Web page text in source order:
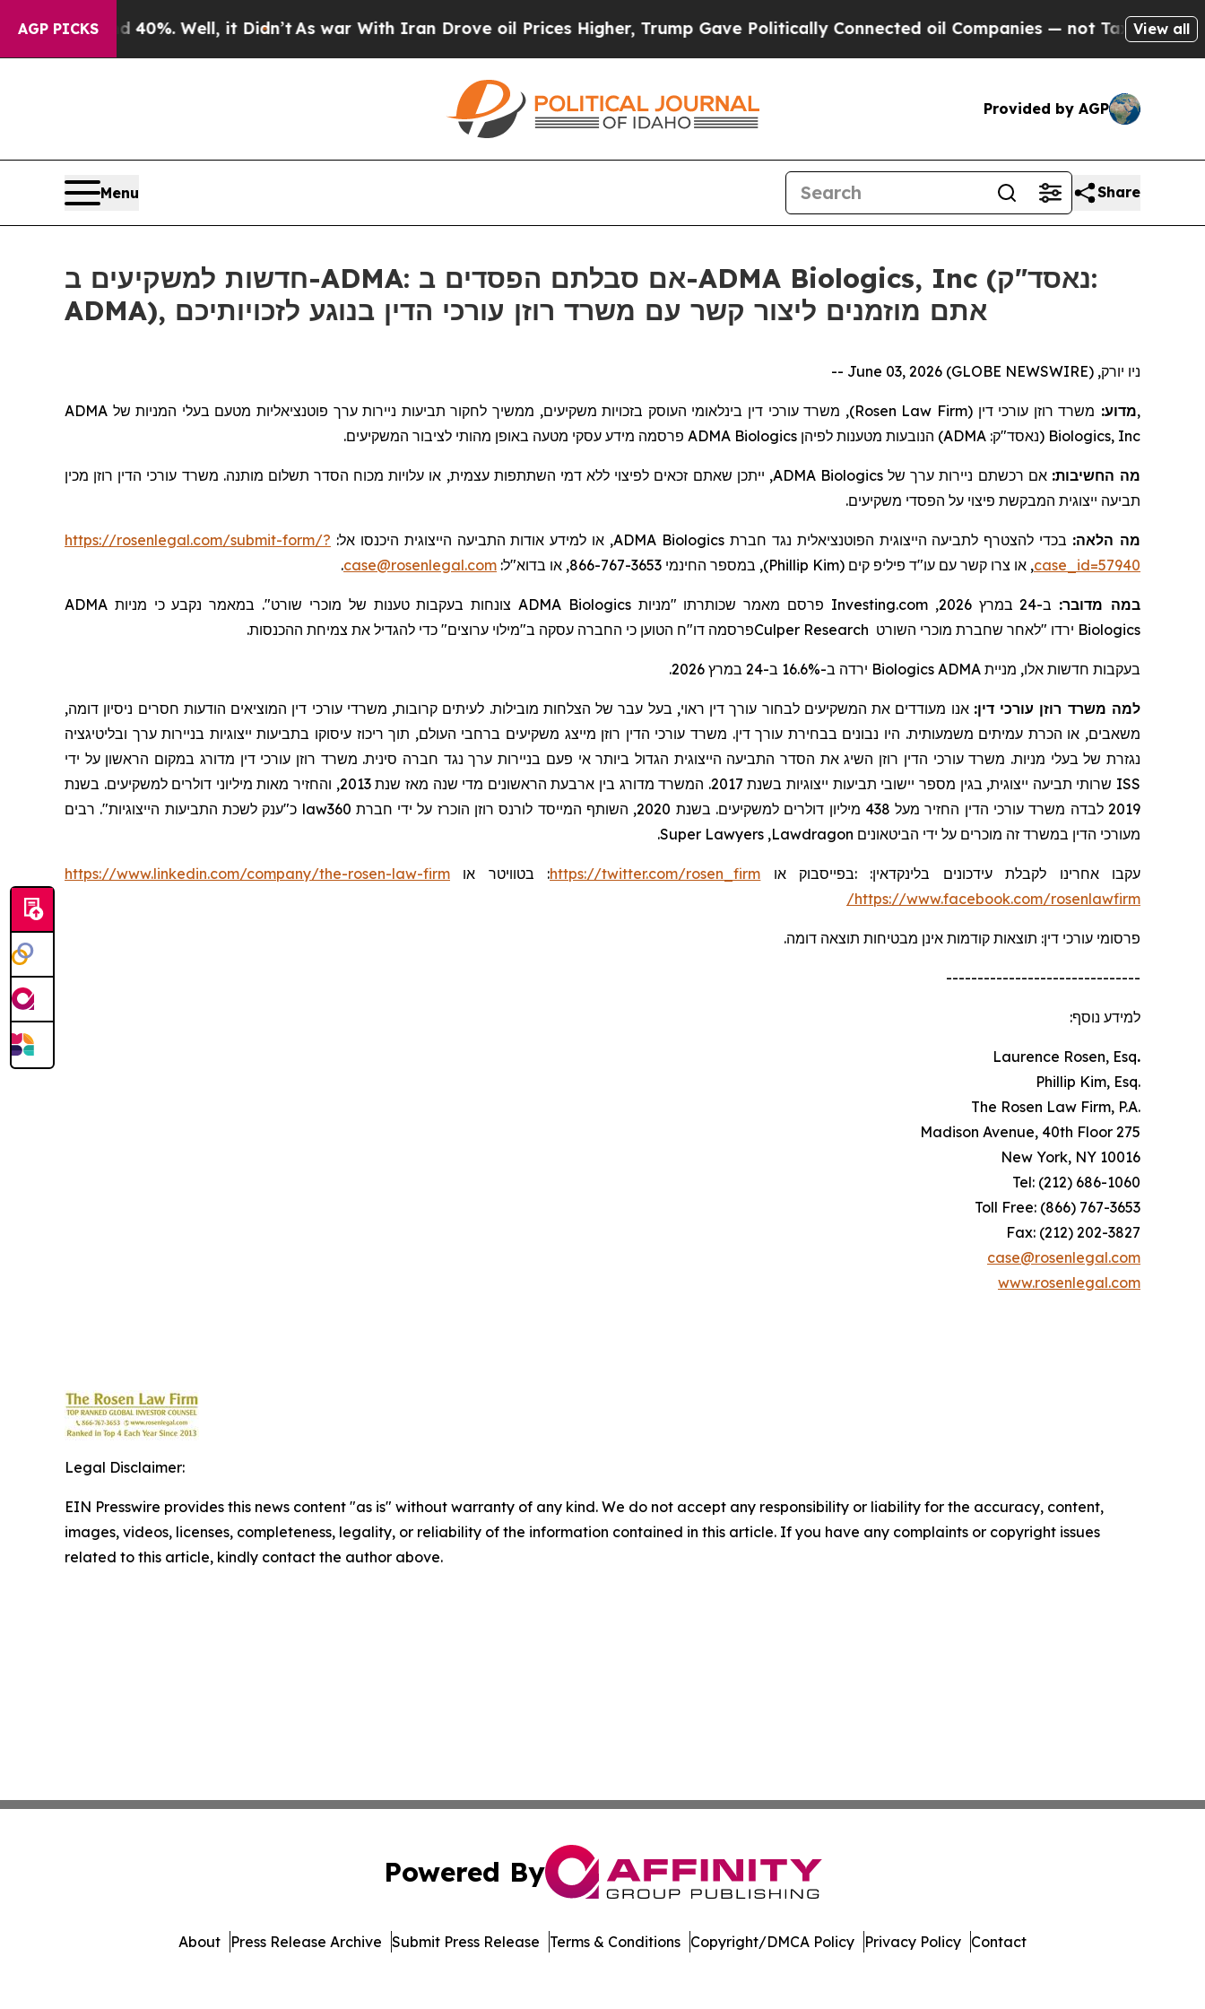
AGP PICKS40%. Well, it Didn’tAs war With Iran Drove oil Prices Higher, Trump Gave Politically Connected oil Companies — not Taxpayers — the
View all
Provided by AGP
Menu Share
חדשות למשקיעים ב-ADMA: אם סבלתם הפסדים ב-ADMA Biologics, Inc (נאסד"ק:
ADMA), אתם מוזמנים ליצור קשר עם משרד רוזן עורכי הדין בנוגע לזכויותיכם
ניו יורק, June 03, 2026 (GLOBE NEWSWIRE) --
,מדוע: משרד רוזן עורכי דין (Rosen Law Firm
), משרד עורכי דין בינלאומי העוסק בזכויות משקיעים, ממשיך לחקור תביעות ניירות ערך פוטנציאליות מטעם בעלי המניות של ADMA
Biologics, Inc (נאסד"ק: ADMA
) הנובעות מטענות לפיהן ADMA Biologics פרסמה מידע עסקי מטעה באופן מהותי לציבור המשקיעים.
מה החשיבות: אם רכשתם ניירות ערך שלADMA Biologics
, ייתכן שאתם זכאים לפיצוי ללא דמי השתתפות עצמית, או עלויות מכוח הסדר תשלום מותנה. משרד עורכי הדין רוזן מכין
תביעה ייצוגית המבקשת פיצוי על הפסדי משקיעים.
מה הלאה: בכדי להצטרף לתביעה הייצוגית הפוטנציאלית נגד חברת ADMA Biologics, או למידע אודות התביעה הייצוגית היכנסו אל: https://rosenlegal.com/submit-form/?
case_id=57940, או צרו קשר עם עו"ד פיליפ קים (Phillip Kim), במספר החינמי 866-767-3653, או בדוא"ל: case@rosenlegal.com
.
במה מדובר: ב-24 במרץ 2026, Investing.com פרסם מאמר שכותרתו "מניותADMA Biologics צונחות בעקבות טענות של מוכרי שורט". במאמר נקבע כי מניות ADMA
Biologics ירדו "לאחר שחברת מוכרי השורט Culper Researchפרסמה דו"ח הטוען כי החברה עסקה ב"מילוי ערוצים" כדי להגדיל את צמיחת ההכנסות.
בעקבות חדשות אלו, מניית ADMA Biologics ירדה ב-16.6% ב-24 במרץ 2026.
למה משרד רוזן עורכי דין: אנו מעודדים את המשקיעים לבחור עורך דין ראוי, בעל עבר של הצלחות מובילות. לעיתים קרובות, משרדי עורכי דין המוציאים הודעות חסרים ניסיון דומה,
משאבים, או הכרת עמיתים משמעותית. היו נבונים בבחירת עורך דין. משרד עורכי הדין רוזן מייצג משקיעים ברחבי העולם, תוך ריכוז עיסוקו בתביעות ייצוגיות בניירות ערך ובליטיגציה
נגזרת של בעלי מניות. משרד עורכי הדין רוזן השיג את הסדר התביעה הייצוגית הגדול ביותר אי פעם בניירות ערך נגד חברה סינית. משרד רוזן עורכי דין מדורג במקום הראשון על ידי
ISS
שרותי תביעה ייצוגית, בגין מספר יישובי תביעות ייצוגיות בשנת 2017. המשרד מדורג בין ארבעת הראשונים מדי שנה מאז שנת 2013, והחזיר מאות מיליוני דולרים למשקיעים. בשנת
2019 לבדה משרד עורכי הדין החזיר מעל 438 מיליון דולרים למשקיעים. בשנת 2020, השותף המייסד לורנס רוזן הוכרז על ידי חברת
law360 כ"ענק לשכת התביעות הייצוגיות". רבים
מעורכי הדין במשרד זה מוכרים על ידי הביטאונים Lawdragon
,
Super Lawyers
.
עקבו אחרינו לקבלתעידכונים בלינקדאין:
https://www.linkedin.com/company/the-rosen-law-firm או בטוויטר :https://twitter.com/rosen_firm או בפייסבוק:
https://www.facebook.com/rosenlawfirm/
פרסומי עורכי דין: תוצאות קודמות אינן מבטיחות תוצאה דומה.
-------------------------------
למידע נוסף:
.
Laurence Rosen, Esq
.Phillip Kim, Esq
.The Rosen Law Firm, P.A
275 Madison Avenue, 40th Floor
New York, NY 10016
Tel: (212) 686-1060
Toll Free: (866) 767-3653
Fax: (212) 202-3827
case@rosenlegal.com
www.rosenlegal.com
Legal Disclaimer:
EIN Presswire provides this news content "as is" without warranty of any kind. We do not accept any responsibility or liability for the accuracy, content,
images, videos, licenses, completeness, legality, or reliability of the information contained in this article. If you have any complaints or copyright issues
related to this article, kindly contact the author above.
Powered By
About Press Release Archive Submit Press Release Terms & Conditions Copyright/DMCA Policy Privacy Policy Contact